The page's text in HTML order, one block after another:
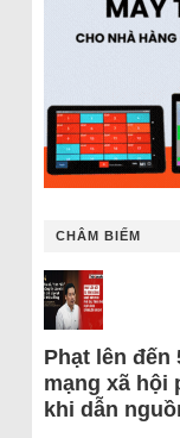
CHÂM BIẾM
Phạt lên
mạng xã hội
khi dẫn